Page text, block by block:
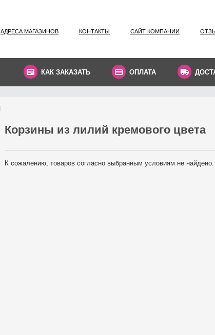
АДРЕСА МАГАЗИНОВ КОНТАКТЫ САЙТ КОМПАНИИ
КАК ЗАКАЗАТЬ ОПЛАТА
Корзины из лилий кремового цвета
К сожалению, товаров согласно выбранным условиям не